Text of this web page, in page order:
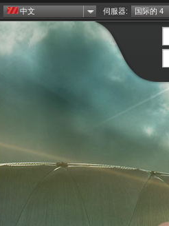
中文 伺服器: 国际的 4